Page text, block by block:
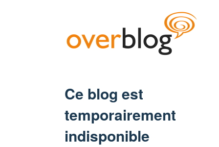
Ce blog est
temporairement
indisponible